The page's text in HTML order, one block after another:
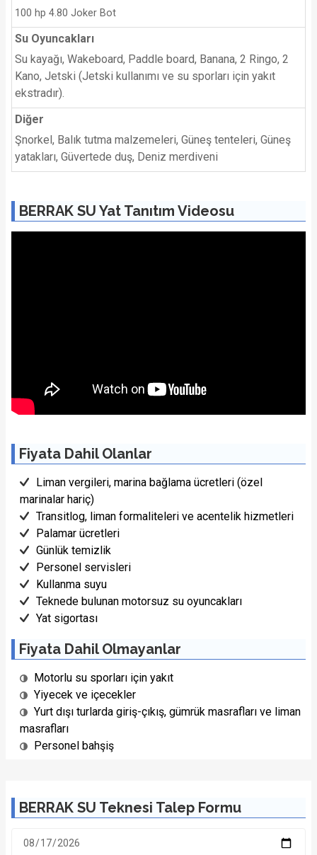
100 hp 4.80 Joker Bot
Su Oyuncakları
Su kayağı, Wakeboard, Paddle board, Banana, 2 Ringo, 2
Kano, Jetski (Jetski kullanımı ve su sporları için yakıt
ekstradır).
Diğer
Şnorkel, Balık tutma malzemeleri, Güneş tenteleri, Güneş
yatakları, Güvertede duş, Deniz merdiveni
BERRAK SU Yat Tanıtım Videosu
Fiyata Dahil Olanlar
Liman vergileri, marina bağlama ücretleri (özel
marinalar hariç)
Transitlog, liman formaliteleri ve acentelik hizmetleri
Palamar ücretleri
Günlük temizlik
Personel servisleri
Kullanma suyu
Teknede bulunan motorsuz su oyuncakları
Yat sigortası
Fiyata Dahil Olmayanlar
Motorlu su sporları için yakıt
Yiyecek ve içecekler
Yurt dışı turlarda giriş-çıkış, gümrük masrafları ve liman
masrafları
Personel bahşiş
BERRAK SU Teknesi Talep Formu